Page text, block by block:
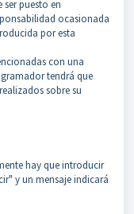
ser puesto en
ocasionada
por esta
con una
tendrá que
sobre su
hay que introducir
y un mensaje indicará